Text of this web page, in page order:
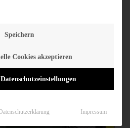
Speichern
Cookies akzeptieren
Impressum